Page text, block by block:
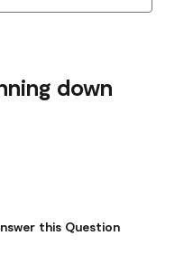
down
this Question